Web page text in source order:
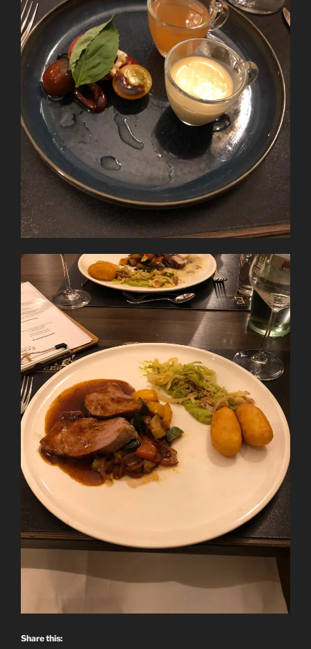
Share this: